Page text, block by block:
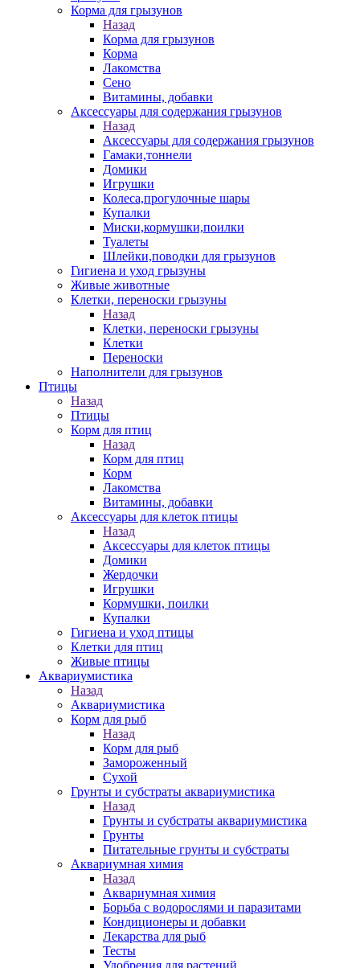
Корма для грызунов
Назад
Корма для грызунов
Корма
Лакомства
Сено
Витамины, добавки
Аксессуары для содержания грызунов
Назад
Аксессуары для содержания грызунов
Гамаки,тоннели
Домики
Игрушки
Колеса,прогулочные шары
Купалки
Миски,кормушки,поилки
Туалеты
Шлейки,поводки для грызунов
Гигиена и уход грызуны
Живые животные
Клетки, переноски грызуны
Назад
Клетки, переноски грызуны
Клетки
Переноски
Наполнители для грызунов
Птицы
Назад
Птицы
Корм для птиц
Назад
Корм для птиц
Корм
Лакомства
Витамины, добавки
Аксессуары для клеток птицы
Назад
Аксессуары для клеток птицы
Домики
Жердочки
Игрушки
Кормушки, поилки
Купалки
Гигиена и уход птицы
Клетки для птиц
Живые птицы
Аквариумистика
Назад
Аквариумистика
Корм для рыб
Назад
Корм для рыб
Замороженный
Сухой
Грунты и субстраты аквариумистика
Назад
Грунты и субстраты аквариумистика
Грунты
Питательные грунты и субстраты
Аквариумная химия
Назад
Аквариумная химия
Борьба с водорослями и паразитами
Кондиционеры и добавки
Лекарства для рыб
Тесты
Удобрения для растений